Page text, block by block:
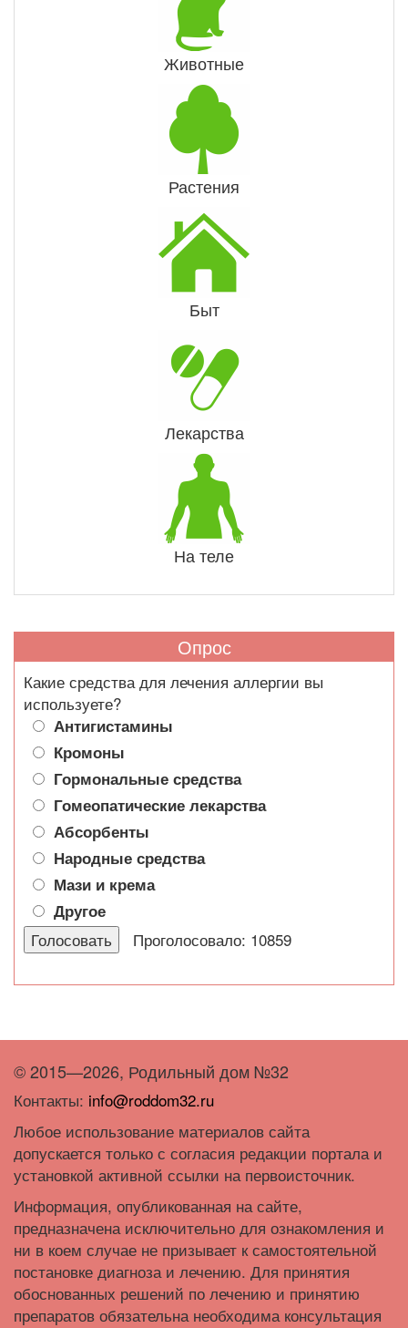
Животные
Растения
Быт
Лекарства
На теле
Опрос
Какие средства для лечения аллергии вы
используете?
Антигистамины
Кромоны
Гормональные средства
Гомеопатические лекарства
Абсорбенты
Народные средства
Мази и крема
Другое
Проголосовало: 10859
© 2015—2026, Родильный дом №32
Контакты: info@roddom32.ru
Любое использование материалов сайта
допускается только с согласия редакции портала и
установкой активной ссылки на первоисточник.
Информация, опубликованная на сайте,
предназначена исключительно для ознакомления и
ни в коем случае не призывает к самостоятельной
постановке диагноза и лечению. Для принятия
обоснованных решений по лечению и принятию
препаратов обязательна необходима консультация